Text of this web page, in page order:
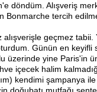
döndüm. Alışveriş
Bonmarche tercih
alışverişle geçmez
Günün en keyifli
üzerinde yine Paris'in
içecek halim
kendimi şampanya